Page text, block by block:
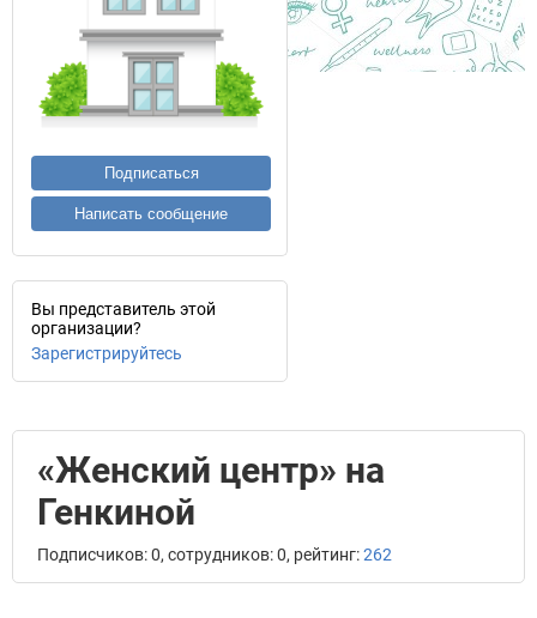
Подписаться
Написать сообщение
Вы представитель этой
организации?
Зарегистрируйтесь
«Женский центр» на
Генкиной
Подписчиков: 0, сотрудников: 0, рейтинг:262